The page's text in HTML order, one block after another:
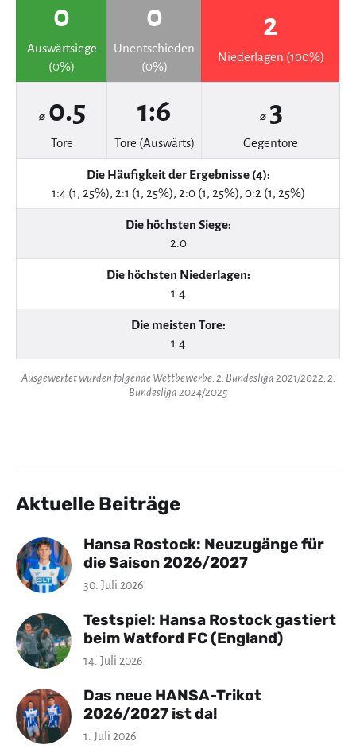
0
Auswärtsiege
(0%)
0
Unentschieden
(0%)
2
Niederlagen (100%)
⌀ 0.5
Tore
1:6
Tore (Auswärts)
⌀ 3
Gegentore
Die Häufigkeit der Ergebnisse (4):
1:4 (1, 25%), 2:1 (1, 25%), 2:0 (1, 25%), 0:2 (1, 25%)
Die höchsten Siege:
2:0
Die höchsten Niederlagen:
1:4
Die meisten Tore:
1:4
Ausgewertet wurden folgende Wettbewerbe: 2. Bundesliga 2021/2022, 2.
Bundesliga 2024/2025
Aktuelle Beiträge
Hansa Rostock: Neuzugänge für
die Saison 2026/2027
30. Juli 2026
Testspiel: Hansa Rostock gastiert
beim Watford FC (England)
14. Juli 2026
Das neue HANSA-Trikot
2026/2027 ist da!
1. Juli 2026